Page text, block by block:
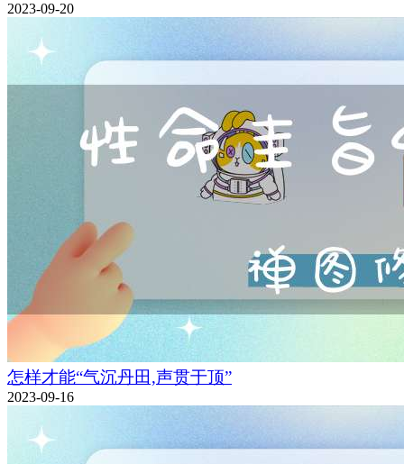
2023-09-20
怎样才能“气沉丹田,声贯于顶”
2023-09-16